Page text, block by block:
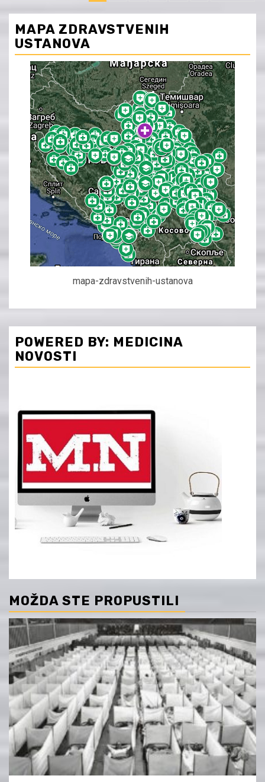
članaka
MAPA ZDRAVSTVENIH
USTANOVA
mapa-zdravstvenih-ustanova
POWERED BY: MEDICINA
NOVOSTI
MOŽDA STE PROPUSTILI